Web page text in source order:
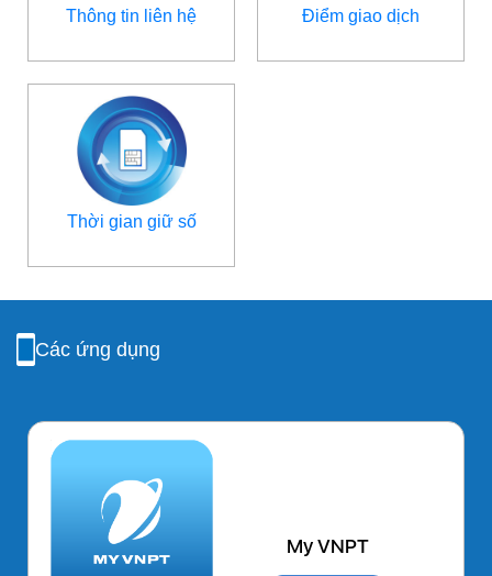
Thông tin liên hệ Điểm giao dịch
Thời gian giữ số
Các ứng dụng
My VNPT